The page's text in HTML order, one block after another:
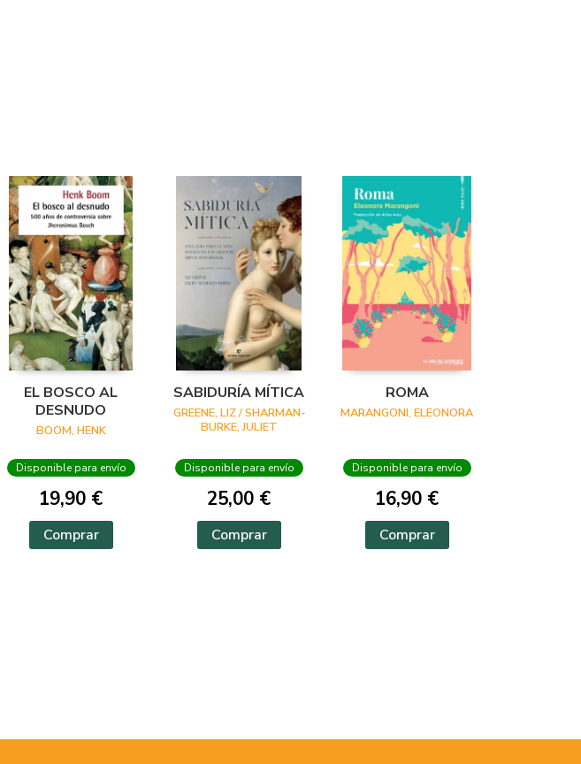
EL BOSCO AL
DESNUDO
BOOM, HENK
Disponible para envío
19,90 €
Comprar
SABIDURÍA MÍTICA
GREENE, LIZ / SHARMAN-
BURKE, JULIET
Disponible para envío
25,00 €
Comprar
ROMA
MARANGONI, ELEONORA
Disponible para envío
16,90 €
Comprar